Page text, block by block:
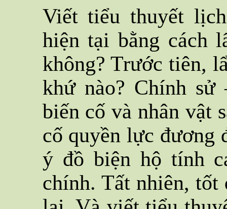
Viết tiểu thuyết
hiện tại bằng cách
không? Trước tiên,
khứ nào? Chính sử
biến cố và nhân vật
cố quyền lực đương
ý đồ biện hộ tính
chính. Tất nhiên, tốt